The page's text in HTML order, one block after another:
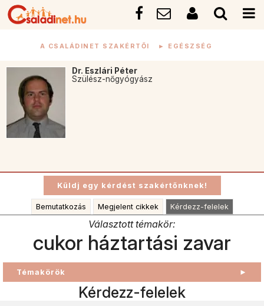
A CSALÁDINET SZAKÉRTŐI ► EGÉSZSÉG
Dr. Eszlári Péter
Szülész-nőgyógyász
Bemutatkozás Megjelent cikkek Kérdezz-felelek
Választott témakör:
cukor háztartási zavar
Témakörök ►
Kérdezz-felelek